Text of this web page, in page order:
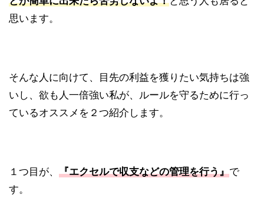
思います。
そんな人に向けて、目先の利益を獲りたい気持ちは強
いし、欲も人一倍強い私が、ルールを守るために行っ
ているオススメを２つ紹介します。
１つ目が、 『エクセルで収支などの管理を行う』で
す。